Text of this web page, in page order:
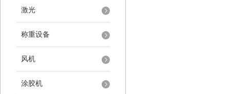
激光
称重设备
风机
涂胶机